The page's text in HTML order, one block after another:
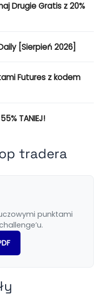
Drugie Gratis z 20%
[Sierpień 2026]
Futures z kodem
TANIEJ!
tradera
punktami